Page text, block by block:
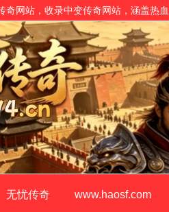
奇网站，收录中变传奇网站，涵盖热
无忧传奇 www.haosf.com